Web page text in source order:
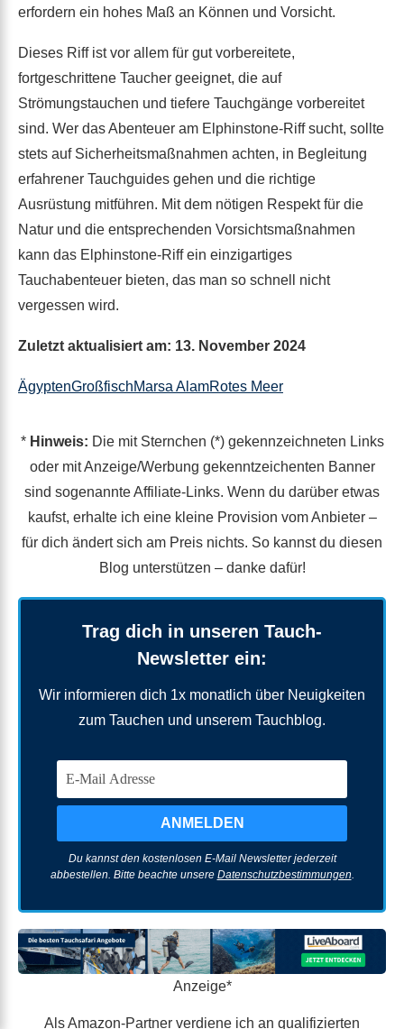
erfordern ein hohes Maß an Können und Vorsicht.
Dieses Riff ist vor allem für gut vorbereitete,
fortgeschrittene Taucher geeignet, die auf
Strömungstauchen und tiefere Tauchgänge vorbereitet
sind. Wer das Abenteuer am Elphinstone-Riff sucht, sollte
stets auf Sicherheitsmaßnahmen achten, in Begleitung
erfahrener Tauchguides gehen und die richtige
Ausrüstung mitführen. Mit dem nötigen Respekt für die
Natur und die entsprechenden Vorsichtsmaßnahmen
kann das Elphinstone-Riff ein einzigartiges
Tauchabenteuer bieten, das man so schnell nicht
vergessen wird.
Zuletzt aktualisiert am: 13. November 2024
ÄgyptenGroßfischMarsa AlamRotes Meer
* Hinweis: Die mit Sternchen (*) gekennzeichneten Links
oder mit Anzeige/Werbung gekenntzeichenten Banner
sind sogenannte Affiliate-Links. Wenn du darüber etwas
kaufst, erhalte ich eine kleine Provision vom Anbieter –
für dich ändert sich am Preis nichts. So kannst du diesen
Blog unterstützen – danke dafür!
Trag dich in unseren Tauch-
Newsletter ein:
Wir informieren dich 1x monatlich über Neuigkeiten
zum Tauchen und unserem Tauchblog.
Du kannst den kostenlosen E-Mail Newsletter jederzeit
abbestellen. Bitte beachte unsere Datenschutzbestimmungen
Anzeige*
Als Amazon-Partner verdiene ich an qualifizierten